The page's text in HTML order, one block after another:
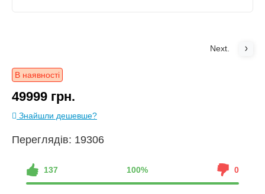
Next.
В наявності
49999 грн.
Знайшли дешевше?
Переглядів: 19306
137 100% 0